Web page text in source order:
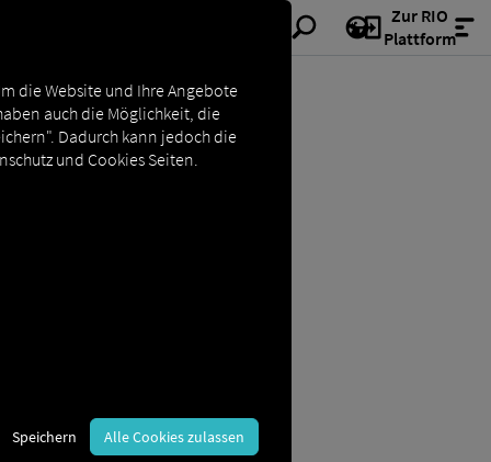
Zur RIO
Plattform
die Website und Ihre Angebote
auch die Möglichkeit, die
Dadurch kann jedoch die
und Cookies Seiten.
Speichern Alle Cookies zulassen